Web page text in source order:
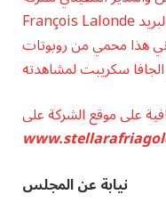
François Lalonde على الرقم +1 514-994-0654 أو عبر البريد
هذا محمي من روبوتات
على موقع الشركة على
نيابة عن المجلس